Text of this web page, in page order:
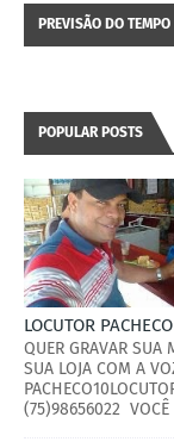
PREVISÃO DO TEMPO
POPULAR POSTS
LOCUTOR
QUER GRAVAR SUA
SUA LOJA COM A
(75)98656022 VOCÊ